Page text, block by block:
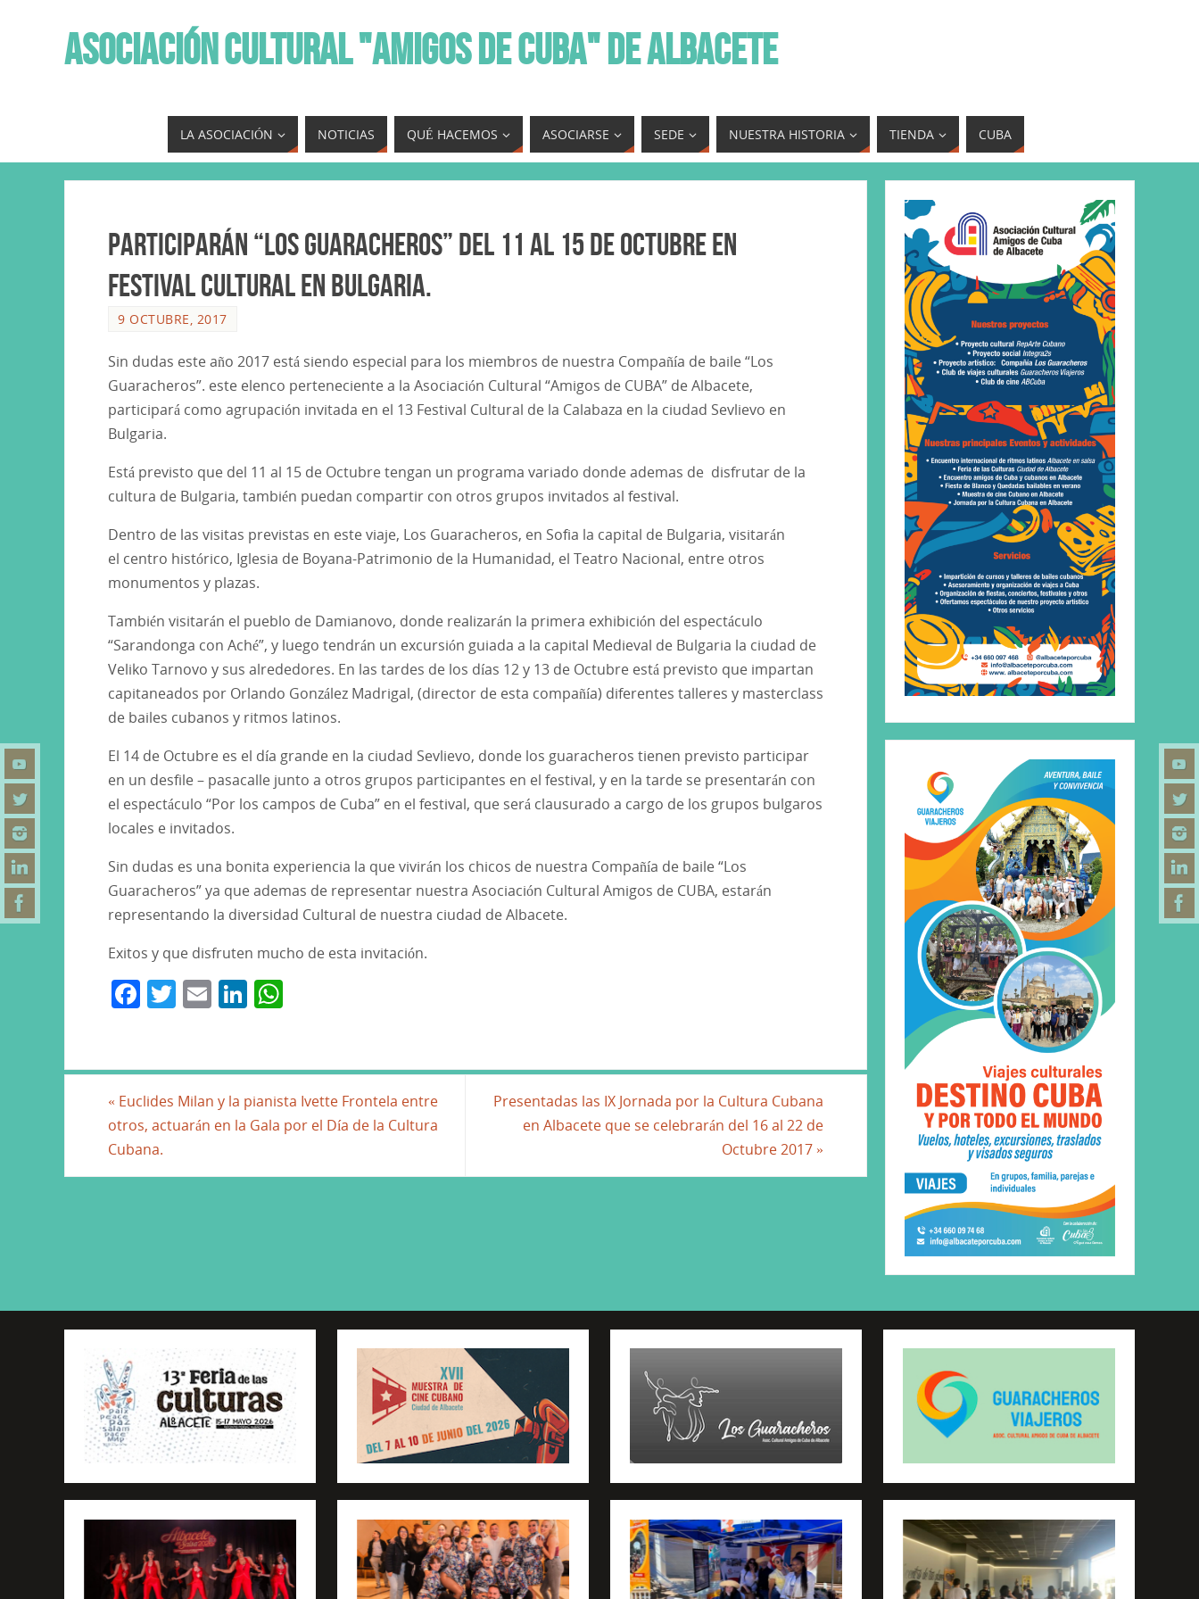
ASOCIACIÓN CULTURAL "AMIGOS DE CUBA" DE ALBACETE
LA ASOCIACIÓN NOTICIAS QUÉ HACEMOS ASOCIARSE SEDE NUESTRA HISTORIA TIENDA CUBA
Participarán “Los Guaracheros” del 11 al 15 de Octubre en
Festival Cultural en Bulgaria.
9 OCTUBRE, 2017
Sin dudas este año 2017 está siendo especial para los miembros de nuestra Compañía de baile “Los
Guaracheros”. este elenco perteneciente a la Asociación Cultural “Amigos de CUBA” de Albacete,
participará como agrupación invitada en el 13 Festival Cultural de la Calabaza en la ciudad Sevlievo en
Bulgaria.
Está previsto que del 11 al 15 de Octubre tengan un programa variado donde ademas de disfrutar de la
cultura de Bulgaria, también puedan compartir con otros grupos invitados al festival.
Dentro de las visitas previstas en este viaje, Los Guaracheros, en Sofia la capital de Bulgaria, visitarán
el centro histórico, Iglesia de Boyana-Patrimonio de la Humanidad, el Teatro Nacional, entre otros
monumentos y plazas.
También visitarán el pueblo de Damianovo, donde realizarán la primera exhibición del espectáculo
“Sarandonga con Aché”, y luego tendrán un excursión guiada a la capital Medieval de Bulgaria la ciudad de
Veliko Tarnovo y sus alrededores. En las tardes de los días 12 y 13 de Octubre está previsto que impartan
capitaneados por Orlando González Madrigal, (director de esta compañía) diferentes talleres y masterclass
de bailes cubanos y ritmos latinos.
El 14 de Octubre es el día grande en la ciudad Sevlievo, donde los guaracheros tienen previsto participar
en un desfile – pasacalle junto a otros grupos participantes en el festival, y en la tarde se presentarán con
el espectáculo “Por los campos de Cuba” en el festival, que será clausurado a cargo de los grupos bulgaros
locales e invitados.
Sin dudas es una bonita experiencia la que vivirán los chicos de nuestra Compañía de baile “Los
Guaracheros” ya que ademas de representar nuestra Asociación Cultural Amigos de CUBA, estarán
representando la diversidad Cultural de nuestra ciudad de Albacete.
Exitos y que disfruten mucho de esta invitación.
F
e
b
o
o
T
er
E
l
Li
e
dI
n
s
A
p
« Euclides Milan y la pianista Ivette Frontela entre
otros, actuarán en la Gala por el Día de la Cultura
Cubana.
Presentadas las IX Jornada por la Cultura Cubana
en Albacete que se celebrarán del 16 al 22 de
Octubre 2017 »